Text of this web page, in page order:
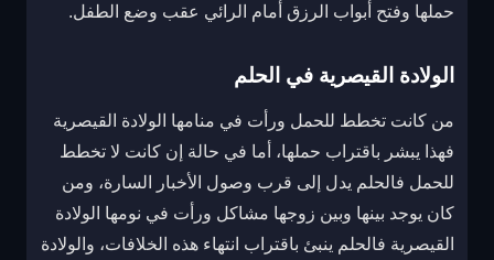
حملها وفتح أبواب الرزق أمام الرائي عقب وضع الطفل.
الولادة القيصرية في الحلم
من كانت تخطط للحمل ورأت في منامها الولادة القيصرية
فهذا يبشر باقتراب حملها، أما في حالة إن كانت لا تخطط
للحمل فالحلم يدل إلى قرب وصول الأخبار السارة، ومن
كان يوجد بينها وبين زوجها مشاكل ورأت في نومها الولادة
القيصرية فالحلم ينبئ باقتراب انتهاء هذه الخلافات، والولادة